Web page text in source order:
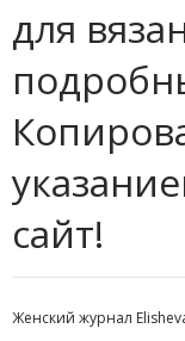
для
сайт!
Женский журнал